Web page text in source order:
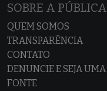
SOBRE A PÚBLICA
QUEM SOMOS
TRANSPARÊNCIA
CONTATO
DENUNCIE E SEJA UMA
FONTE